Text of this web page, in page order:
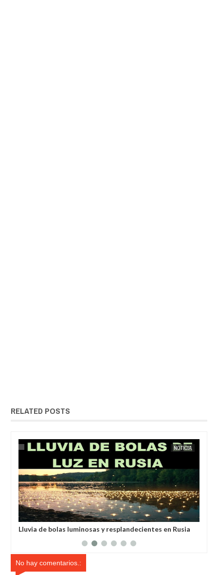
RELATED POSTS
NOTICIA
Lluvia de bolas luminosas y resplandecientes en Rusia
EXTRANOTIX MISTERIO
No hay comentarios.: